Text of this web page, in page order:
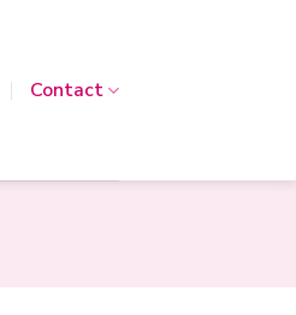
Contact